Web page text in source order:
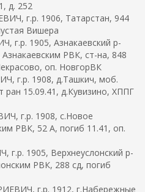
д. 252
г.р. 1906, Татарстан, 944
Вишера
1905, Азнакаевский р-
РВК, ст-на, 848
оп. НовгорВК
г.р. 1908, д.Ташкич, моб.
15.09.41, д.Кувизино, ХППГ
г.р. 1908, с.Новое
РВК, 52 А, погиб 11.41, оп.
1905, Верхнеуслонский р-
РВК, 288 сд, погиб
г.р. 1912, г.Набережные